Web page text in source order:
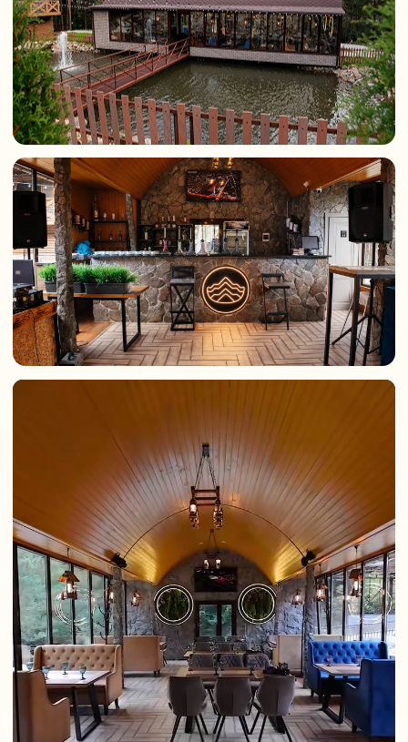
Оставьте ваши контакты и наша команда
сделает всё для вашего идеального события
Имя
+7
СДЕЛАЙТЕ ВАШЕ ТОРЖЕСТВО
ОСОБЕННЫМ — АРЕНДУЙТЕ
БАНКЕТНЫЙ ЗАЛ С ВИДОМ НА
ГОРЫ